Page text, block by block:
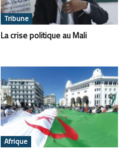
Tribune
La crise politique au Mali
Afrique